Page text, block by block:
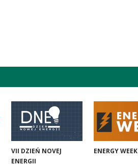
VII DZIEŃ NOVEJ
ENERGII
ENERGY